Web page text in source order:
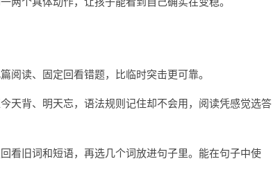
阅读、固定回看错题，比临时突击更可靠。
天背、明天忘，语法规则记住却不会用，阅读凭感觉选答
看旧词和短语，再选几个词放进句子里。能在句子中使